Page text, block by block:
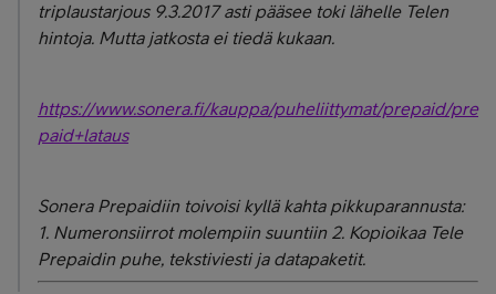
triplaustarjous 9.3.2017 asti pääsee toki lähelle Telen
hintoja. Mutta jatkosta ei tiedä kukaan.
https://www.sonera.fi/kauppa/puheliittymat/prepaid/pre
paid+lataus
Sonera Prepaidiin toivoisi kyllä kahta pikkuparannusta:
1. Numeronsiirrot molempiin suuntiin 2. Kopioikaa Tele
Prepaidin puhe, tekstiviesti ja datapaketit.